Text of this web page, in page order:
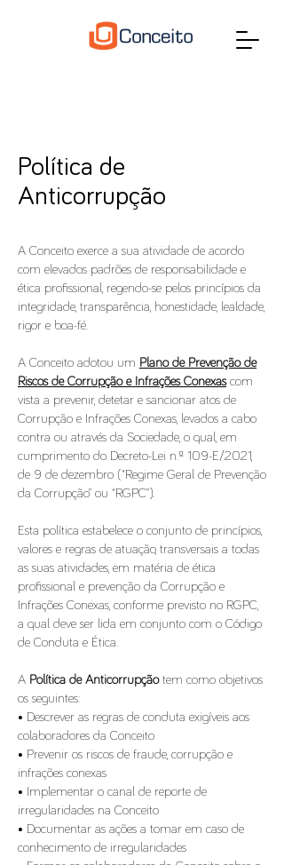
Política de
Anticorrupção
A Conceito exerce a sua atividade de acordo
com elevados padrões de responsabilidade e
ética profissional, regendo-se pelos princípios da
integridade, transparência, honestidade, lealdade,
rigor e boa-fé.
A Conceito adotou um Plano de Prevenção de
Riscos de Corrupção e Infrações Conexascom
vista a prevenir, detetar e sancionar atos de
Corrupção e Infrações Conexas, levados a cabo
contra ou através da Sociedade, o qual, em
cumprimento do Decreto-Lei n.º 109-E/2021,
de 9 de dezembro (“Regime Geral de Prevenção
da Corrupção” ou “RGPC”).
Esta política estabelece o conjunto de princípios,
valores e regras de atuação, transversais a todas
as suas atividades, em matéria de ética
profissional e prevenção da Corrupção e
Infrações Conexas, conforme previsto no RGPC,
a qual deve ser lida em conjunto com o Código
de Conduta e Ética.
A Política de Anticorrupçãotem como objetivos
os seguintes:
• Descrever as regras de conduta exigíveis aos
colaboradores da Conceito
• Prevenir os riscos de fraude, corrupção e
infrações conexas
• Implementar o canal de reporte de
irregularidades na Conceito
• Documentar as ações a tomar em caso de
conhecimento de irregularidades